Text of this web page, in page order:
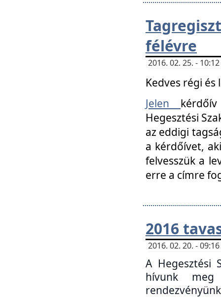
félévre
2016. 02. 25. -
Kedves régi
Jelen
Hegesztési
az eddigi
a kérdőívet,
felvesszük a
erre a címre
2016
2016. 02. 20. -
A Hegesztési
hívunk